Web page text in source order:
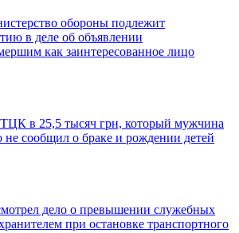
обороны подлежит
в деле об объявлении
как заинтересованное лицо
в 25,5 тысяч грн, который мужчина
не сообщил о браке и рождении детей
дело о превышении служебных
при остановке транспортного